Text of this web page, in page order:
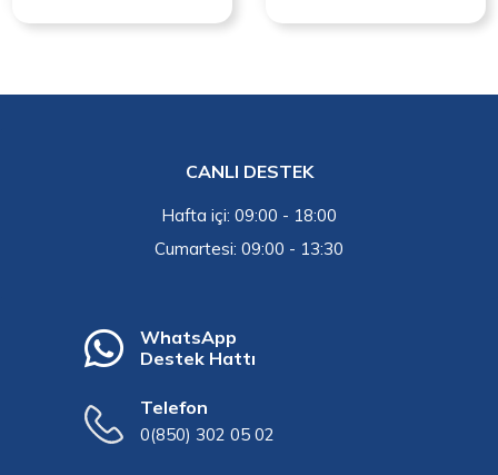
CANLI DESTEK
Hafta içi: 09:00 - 18:00
Cumartesi: 09:00 - 13:30
WhatsApp
Destek Hattı
Telefon
0(850) 302 05 02